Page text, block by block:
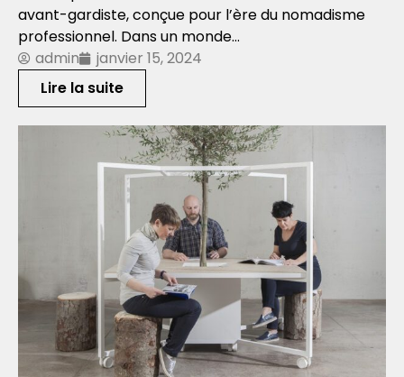
avant-gardiste, conçue pour l’ère du nomadisme
professionnel. Dans un monde…
admin
janvier 15, 2024
Lire la suite